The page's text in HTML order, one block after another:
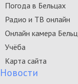
Погода в Бельцах
Радио и ТВ онлайн
Онлайн камера Бельц
Учёба
Карта сайта
Новости